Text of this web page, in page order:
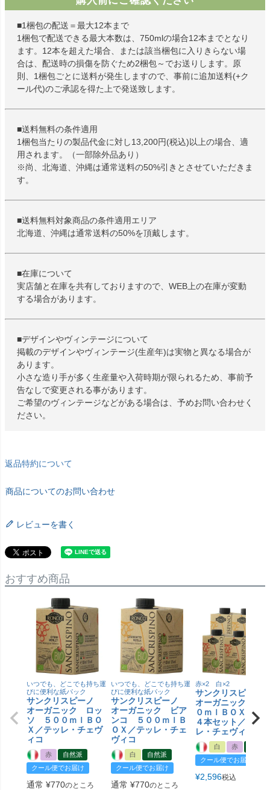
■1梱包の配送＝最大12本まで
1梱包で配送できる最大本数は、750mlの場合12本までとなり
ます。12本を超えた場合、または該当梱包に入りきらない場
合は、配送時の損傷を防ぐため2梱包～でお送りします。原
則、1梱包ごとに送料が発生しますので、事前に追加送料(+ク
ール代)のご承認を得た上で発送致します。
■送料無料の条件適用
1梱包当たりの製品代金に対し13,200円(税込)以上の場合、適
用されます。（一部除外品あり）
※尚、北海道、沖縄は通常送料の50%引きとさせていただきま
す。
■送料無料対象商品の条件適用エリア
北海道、沖縄は通常送料の50%を頂戴します。
■在庫について
実店舗と在庫を共有しておりますので、WEB上の在庫が変動
する場合があります。
■デザインやヴィンテージについて
掲載のデザインやヴィンテージ(生産年)は実物と異なる場合が
あります。
小さな造り手が多く生産量や入荷時期が限られるため、事前予
告なしで変更される事があります。
ご希望のヴィンテージなどがある場合は、予めお問い合わせく
ださい。
返品特約について
商品についてのお問い合わせ
レビューを書く
おすすめ商品
いつでも、どこでも持ち運
びに便利な紙パック
サンクリスピーノ
オーガニック ロッ
ソ ５００ｍｌＢＯ
Ｘ／テッレ・チェヴ
ィコ
赤
自然派
クール便でお届け
通常 ¥770のところ
いつでも、どこでも持ち運
びに便利な紙パック
サンクリスピーノ
オーガニック ビア
ンコ ５００ｍｌＢ
ＯＸ／テッレ・チェ
ヴィコ
白
自然派
クール便でお届け
通常 ¥770のところ
赤×2 白×2
サンクリスピー
オーガニック ５
０ｍｌＢＯＸ 赤
４本セット／テッ
レ・チェヴィコ
白 赤
クール便でお届け
¥2,596税込